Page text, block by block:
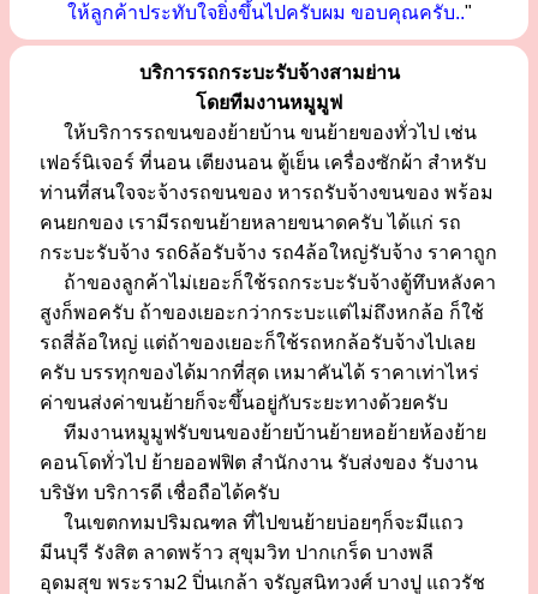
ให้ลูกค้าประทับใจยิ่งขึ้นไปครับผม ขอบคุณครับ.."
บริการรถกระบะรับจ้างสามย่าน
โดยทีมงานหมูมูฟ
ให้บริการรถขนของย้ายบ้าน ขนย้ายของทั่วไป เช่น
เฟอร์นิเจอร์ ที่นอน เตียงนอน ตู้เย็น เครื่องซักผ้า สำหรับ
ท่านที่สนใจจะจ้างรถขนของ หารถรับจ้างขนของ พร้อม
คนยกของ เรามีรถขนย้ายหลายขนาดครับ ได้แก่ รถ
กระบะรับจ้าง รถ6ล้อรับจ้าง รถ4ล้อใหญ่รับจ้าง ราคาถูก
ถ้าของลูกค้าไม่เยอะก็ใช้รถกระบะรับจ้างตู้ทึบหลังคา
สูงก็พอครับ ถ้าของเยอะกว่ากระบะแต่ไม่ถึงหกล้อ ก็ใช้
รถสี่ล้อใหญ่ แต่ถ้าของเยอะก็ใช้รถหกล้อรับจ้างไปเลย
ครับ บรรทุกของได้มากที่สุด เหมาคันได้ ราคาเท่าไหร่
ค่าขนส่งค่าขนย้ายก็จะขึ้นอยู่กับระยะทางด้วยครับ
ทีมงานหมูมูฟรับขนของย้ายบ้านย้ายหอย้ายห้องย้าย
คอนโดทั่วไป ย้ายออฟฟิต สำนักงาน รับส่งของ รับงาน
บริษัท บริการดี เชื่อถือได้ครับ
ในเขตกทมปริมณฑล ที่ไปขนย้ายบ่อยๆก็จะมีแถว
มีนบุรี รังสิต ลาดพร้าว สุขุมวิท ปากเกร็ด บางพลี
อุดมสุข พระราม2 ปิ่นเกล้า จรัญสนิทวงศ์ บางปู แถวรัช